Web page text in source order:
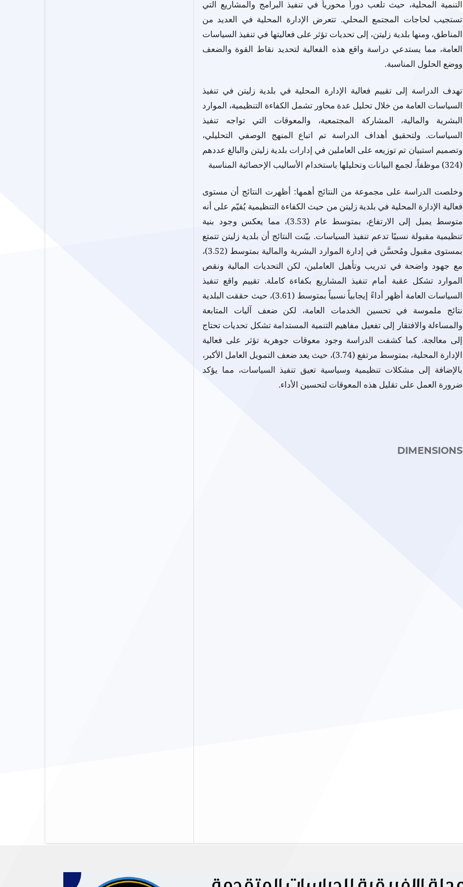
التنمية المحلية، حيث تلعب دوراً محورياً في تنفيذ البرامج والمشاريع التي
تستجيب لحاجات المجتمع المحلي. تتعرض الإدارة المحلية في العديد من
المناطق، ومنها بلدية زليتن، إلى تحديات تؤثر على فعاليتها في تنفيذ السياسات
العامة، مما يستدعي دراسة واقع هذه الفعالية لتحديد نقاط القوة والضعف
ووضع الحلول المناسبة.
تهدف الدراسة إلى تقييم فعالية الإدارة المحلية في بلدية زليتن في تنفيذ
السياسات العامة من خلال تحليل عدة محاور تشمل الكفاءة التنظيمية، الموارد
البشرية والمالية، المشاركة المجتمعية، والمعوقات التي تواجه تنفيذ
السياسات. ولتحقيق أهداف الدراسة تم اتباع المنهج الوصفي التحليلي،
وتصميم استبيان تم توزيعه على العاملين في إدارات بلدية زليتن والبالغ عددهم
(324) موظفاً، لجمع البيانات وتحليلها باستخدام الأساليب الإحصائية المناسبة
وخلصت الدراسة على مجموعة من النتائج أهمها: أظهرت النتائج أن مستوى
فعالية الإدارة المحلية في بلدية زليتن من حيث الكفاءة التنظيمية يُقيّم على أنه
متوسط يميل إلى الارتفاع، بمتوسط عام (3.53)، مما يعكس وجود بنية
تنظيمية مقبولة نسبيًا تدعم تنفيذ السياسات. بيّنت النتائج أن بلدية زليتن تتمتع
بمستوى مقبول ومُحسَّن في إدارة الموارد البشرية والمالية بمتوسط (3.52)،
مع جهود واضحة في تدريب وتأهيل العاملين، لكن التحديات المالية ونقص
الموارد تشكل عقبة أمام تنفيذ المشاريع بكفاءة كاملة. تقييم واقع تنفيذ
السياسات العامة أظهر أداءً إيجابياً نسبياً بمتوسط (3.61)، حيث حققت البلدية
نتائج ملموسة في تحسين الخدمات العامة، لكن ضعف آليات المتابعة
والمساءلة والافتقار إلى تفعيل مفاهيم التنمية المستدامة تشكل تحديات تحتاج
إلى معالجة. كما كشفت الدراسة وجود معوقات جوهرية تؤثر على فعالية
الإدارة المحلية، بمتوسط مرتفع (3.74)، حيث يعد ضعف التمويل العامل الأكبر،
بالإضافة إلى مشكلات تنظيمية وسياسية تعيق تنفيذ السياسات، مما يؤكد
ضرورة العمل على تقليل هذه المعوقات لتحسين الأداء.
DIMENSIONS